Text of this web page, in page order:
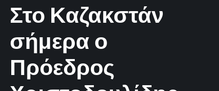
Στο Καζακστάν
σήμερα ο
Πρόεδρος